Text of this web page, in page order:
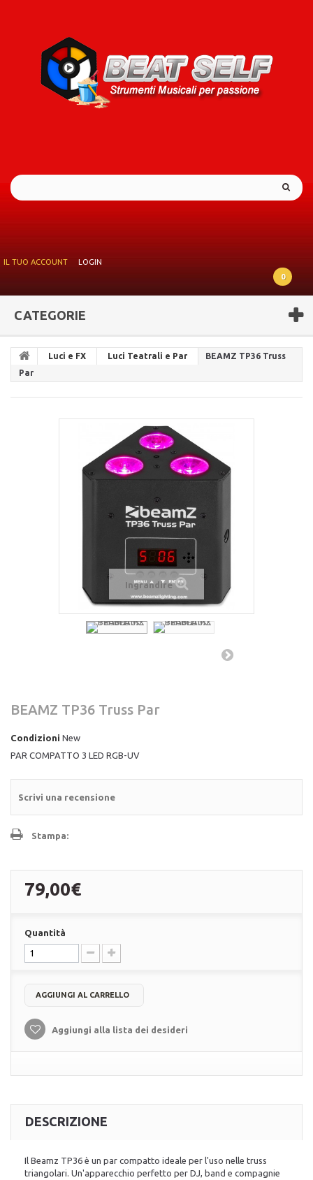
IL TUO ACCOUNT
LOGIN
0
CATEGORIE
Luci e FX Luci Teatrali e Par
BEAMZ TP36 Truss
Par
Ingrandire
BEAMZ TP36 Truss Par
Condizioni New
PAR COMPATTO 3 LED RGB-UV
Scrivi una recensione
Stampa:
79,00€
Quantità
AGGIUNGI AL CARRELLO
Aggiungi alla lista dei desideri
DESCRIZIONE
Il Beamz TP36 è un par compatto ideale per l'uso nelle truss
triangolari. Un'apparecchio perfetto per DJ, band e compagnie